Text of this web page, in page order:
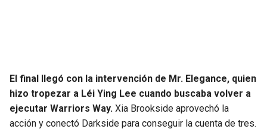
El final llegó con la intervención de Mr. Elegance, quien
hizo tropezar a Léi Ying Lee cuando buscaba volver a
ejecutar Warriors Way. Xia Brookside aprovechó la
acción y conectó Darkside para conseguir la cuenta de tres.